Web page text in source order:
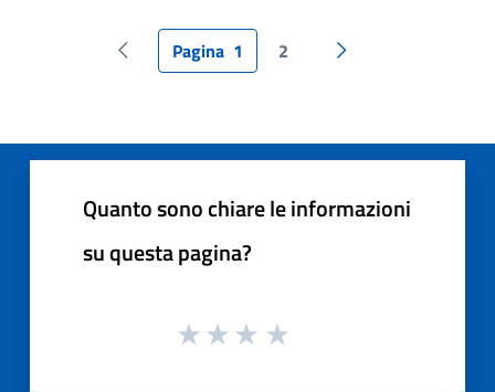
Pagina precedente
Pagina 1 2 Pagina successiva
Quanto sono chiare le informazioni
su questa pagina?